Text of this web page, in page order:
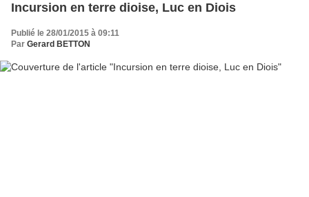
Incursion en terre dioise, Luc en Diois
Publié le 28/01/2015 à 09:11
Par Gerard BETTON